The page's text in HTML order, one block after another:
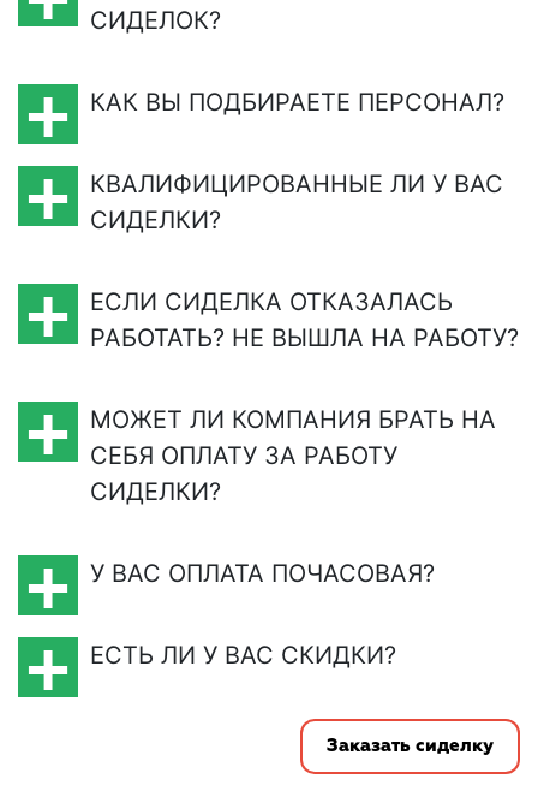
СИДЕЛОК?
КАК ВЫ ПОДБИРАЕТЕ ПЕРСОНАЛ?
КВАЛИФИЦИРОВАННЫЕ ЛИ У ВАС
СИДЕЛКИ?
ЕСЛИ СИДЕЛКА ОТКАЗАЛАСЬ
РАБОТАТЬ? НЕ ВЫШЛА НА РАБОТУ?
МОЖЕТ ЛИ КОМПАНИЯ БРАТЬ НА
СЕБЯ ОПЛАТУ ЗА РАБОТУ
СИДЕЛКИ?
У ВАС ОПЛАТА ПОЧАСОВАЯ?
ЕСТЬ ЛИ У ВАС СКИДКИ?
Заказать сиделку